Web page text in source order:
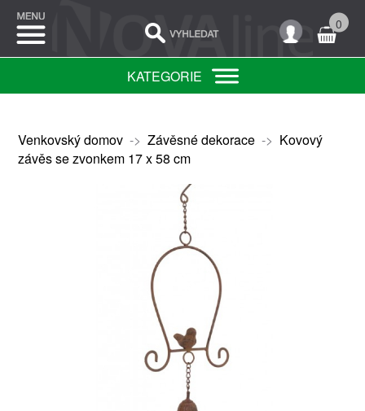
0
KATEGORIE
Venkovský domov-> Závěsné dekorace-> Kovový
závěs se zvonkem 17 x 58 cm